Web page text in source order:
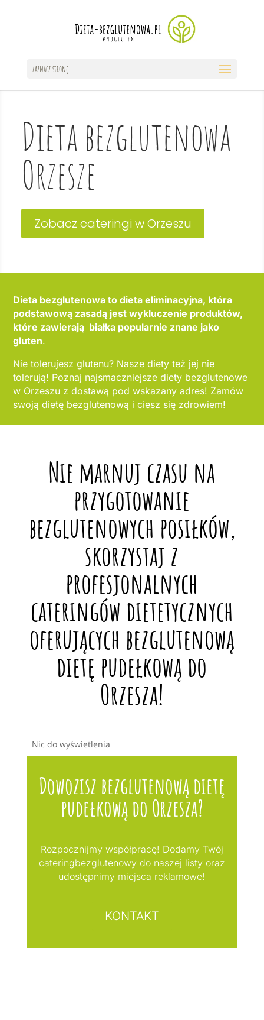
Zaznacz stronę
Dieta bezglutenowa
Orzesze
Zobacz cateringi w Orzeszu
Dieta bezglutenowa to dieta eliminacyjna, która
podstawową zasadą jest wykluczenie produktów,
które zawierają białka popularnie znane jako
gluten.
Nie tolerujesz glutenu? Nasze diety też jej nie
tolerują! Poznaj najsmaczniejsze diety bezglutenowe
w Orzeszu z dostawą pod wskazany adres! Zamów
swoją dietę bezglutenową i ciesz się zdrowiem!
Nie marnuj czasu na
przygotowanie
bezglutenowych posiłków,
skorzystaj z
profesjonalnych
cateringów dietetycznych
oferujących bezglutenową
dietę pudełkową do
Orzesza!
Nic do wyświetlenia
Dowozisz bezglutenową dietę
pudełkową do Orzesza?
Rozpocznijmy współpracę! Dodamy Twój
cateringbezglutenowy do naszej listy oraz
udostępnimy miejsca reklamowe!
KONTAKT